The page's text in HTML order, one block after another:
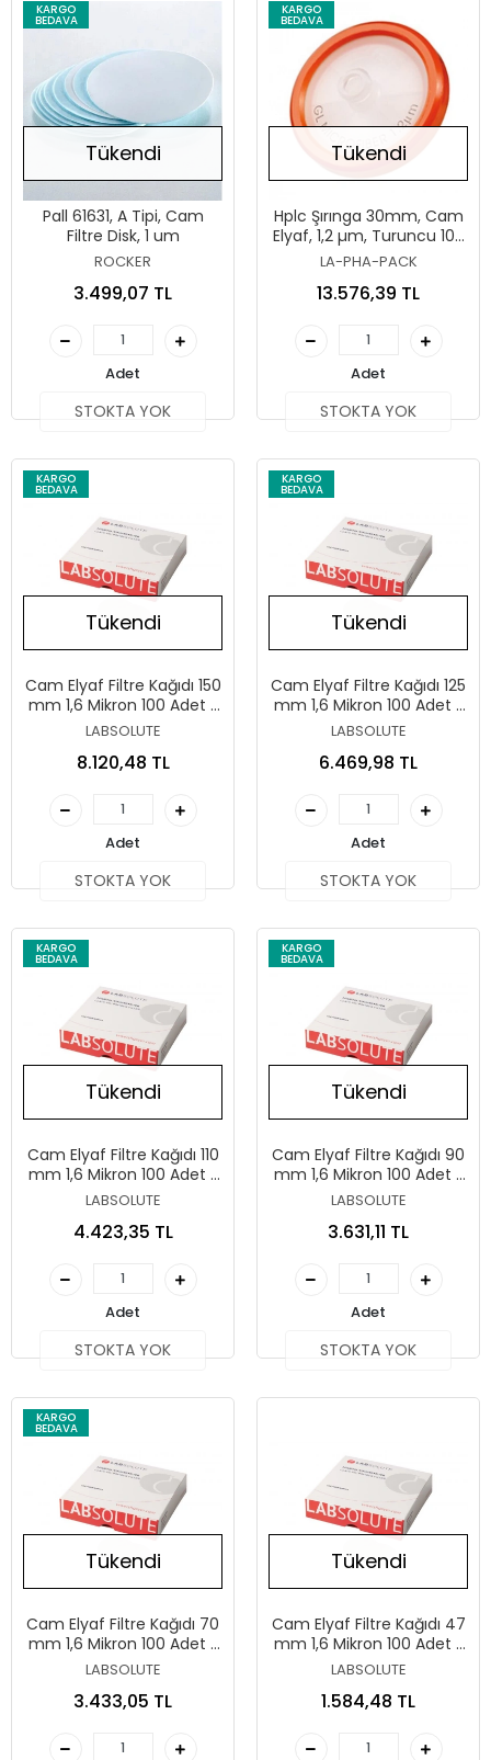
KARGO
BEDAVA
Tükendi
Pall 61631, A Tipi, Cam
Filtre Disk, 1 um
ROCKER
3.499,07 TL
Adet
STOKTA YOK
KARGO
BEDAVA
Tükendi
Hplc Şırınga 30mm, Cam
Elyaf, 1,2 µm, Turuncu 100
Adet
LA-PHA-PACK
13.576,39 TL
Adet
STOKTA YOK
KARGO
BEDAVA
Tükendi
Cam Elyaf Filtre Kağıdı 150
mm 1,6 Mikron 100 Adet /
Paket
LABSOLUTE
8.120,48 TL
Adet
STOKTA YOK
KARGO
BEDAVA
Tükendi
Cam Elyaf Filtre Kağıdı 125
mm 1,6 Mikron 100 Adet /
Paket
LABSOLUTE
6.469,98 TL
Adet
STOKTA YOK
KARGO
BEDAVA
Tükendi
Cam Elyaf Filtre Kağıdı 110
mm 1,6 Mikron 100 Adet /
Paket
LABSOLUTE
4.423,35 TL
Adet
STOKTA YOK
KARGO
BEDAVA
Tükendi
Cam Elyaf Filtre Kağıdı 90
mm 1,6 Mikron 100 Adet /
Paket
LABSOLUTE
3.631,11 TL
Adet
STOKTA YOK
KARGO
BEDAVA
Tükendi
Cam Elyaf Filtre Kağıdı 70
mm 1,6 Mikron 100 Adet /
Paket
LABSOLUTE
3.433,05 TL
Tükendi
Cam Elyaf Filtre Kağıdı 47
mm 1,6 Mikron 100 Adet /
Paket
LABSOLUTE
1.584,48 TL